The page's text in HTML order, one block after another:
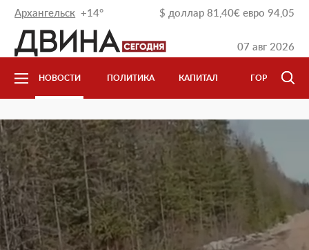
07 авг 2026
$ доллар 81,40€ евро 94,05
Архангельск +14°
НОВОСТИ ПОЛИТИКА КАПИТАЛ ГОРОД